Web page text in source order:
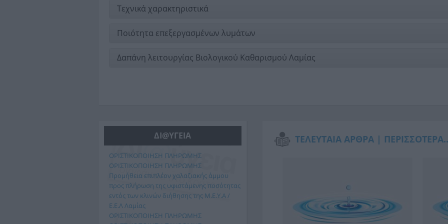
Τεχνικά χαρακτηριστικά
Ποιότητα επεξεργασμένων λυμάτων
Δαπάνη λειτουργίας Βιολογικού Καθαρισμού Λαμίας
ΔΙ@ΥΓΕΙΑ
ΟΡΙΣΤΙΚΟΠΟΙΗΣΗ ΠΛΗΡΩΜΗΣ
ΟΡΙΣΤΙΚΟΠΟΙΗΣΗ ΠΛΗΡΩΜΗΣ
Προμήθεια επιπλέον χαλαζιακής άμμου
προς πλήρωση της υφιστάμενης ποσότητας
εντός των κλινών διήθησης της Μ.Ε.Υ.Α /
Ε.Ε.Λ Λαμίας
ΟΡΙΣΤΙΚΟΠΟΙΗΣΗ ΠΛΗΡΩΜΗΣ
ΤΕΛΕΥΤΑΙΑ ΑΡΘΡΑ |